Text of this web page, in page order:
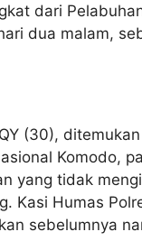
dari
dua malam,
(30),
Komodo,
yang tidak
Kasi Humas
sebelumnya